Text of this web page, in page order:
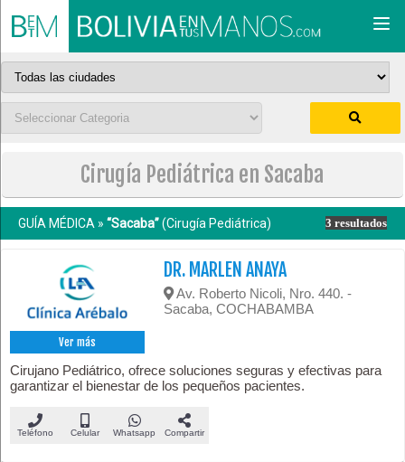
Cirugía Pediátrica en Sacaba
GUÍA MÉDICA » “Sacaba”(Cirugía Pediátrica) 3 resultados
Ver más
DR. MARLEN ANAYA
Av. Roberto Nicoli, Nro. 440. -
Sacaba, COCHABAMBA
Cirujano Pediátrico, ofrece soluciones seguras y efectivas para
garantizar el bienestar de los pequeños pacientes.
Teléfono Celular Whatsapp Compartir